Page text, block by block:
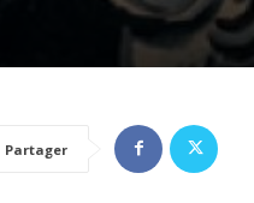
Partager